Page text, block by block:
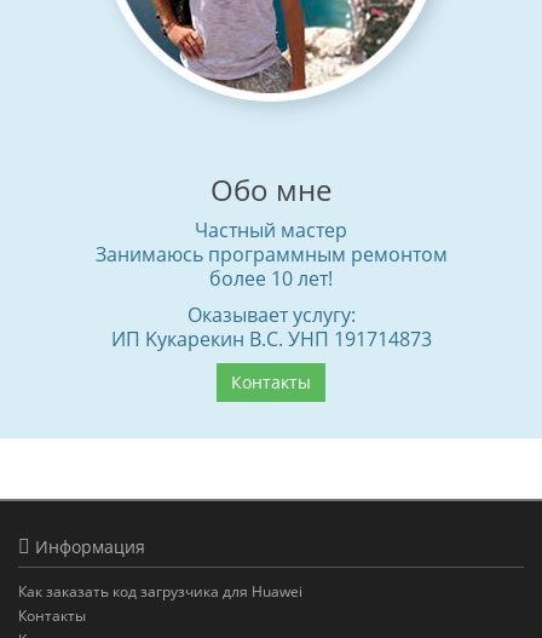
Обо мне
Частный мастер
Занимаюсь программным ремонтом
более 10 лет!
Оказывает услугу:
ИП Kyкaрeкин B.C. УНП 191714873
Контакты
Информация
Как заказать код загрузчика для Huawei
Контакты